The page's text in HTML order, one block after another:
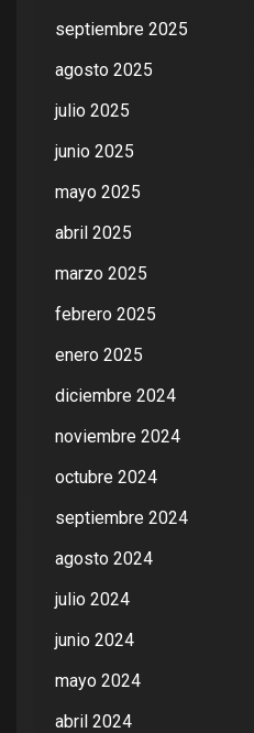
septiembre 2025
agosto 2025
julio 2025
junio 2025
mayo 2025
abril 2025
marzo 2025
febrero 2025
enero 2025
diciembre 2024
noviembre 2024
octubre 2024
septiembre 2024
agosto 2024
julio 2024
junio 2024
mayo 2024
abril 2024